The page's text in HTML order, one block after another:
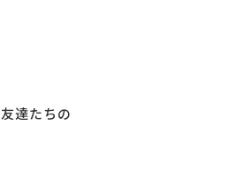
達たちの